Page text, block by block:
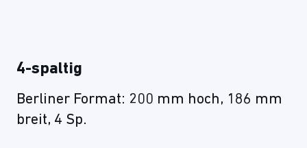
4-spaltig
Berliner Format: 200 mm hoch, 186 mm
breit, 4 Sp.